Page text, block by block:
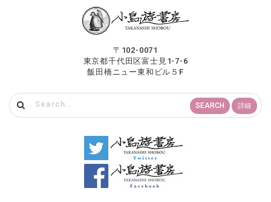
〒102-0071
東京都千代田区富士見1-7-6
飯田橋ニュー東和ビル５F
SEARCH 詳細